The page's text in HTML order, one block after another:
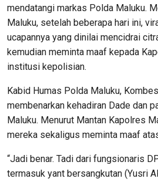
mendatangi markas Polda Maluku.
Maluku, setelah beberapa hari ini,
ucapannya yang dinilai mencidrai
kemudian meminta maaf kepada
institusi kepolisian.
Kabid Humas Polda Maluku,
membenarkan kehadiran Dade dan
Maluku. Menurut Mantan Kapolres
mereka sekaligus meminta maaf
“Jadi benar. Tadi dari fungsionaris
termasuk yant bersangkutan (Yusri